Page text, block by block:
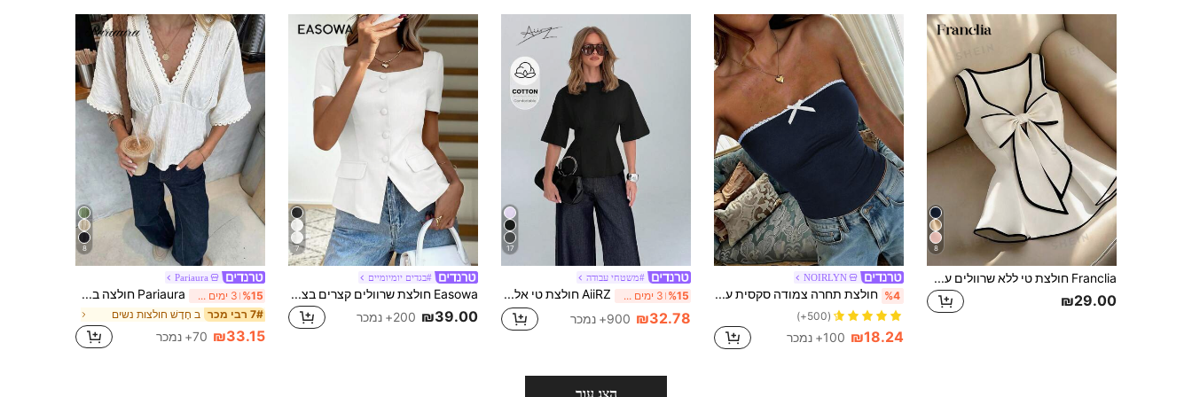
8
Franclia חולצת טי ללא שרוולים עם קשת בצבע ניגוד לנשים
₪29.00
NOIRLYN
%4 חולצת תחרה צמודה סקסית עם פפיון לנשים, קיץ קז'ואל
(500+)
₪18.24 100+ נמכר
17
#משטחי עבודה
%15 3 ימים אחרונים AiiRZ חולצת טי אלגנטית מכותנה עם שרוולי קימונו, מותן מחויט, שרוולים מתנפנפים באורך מרפק, ביגוד עבודה מקצועי
₪32.78 900+ נמכר
7
#בגדים יומיומיים
Easowa חולצת שרוולים קצרים בצבע אחיד בצבע אחיד ללא שרוולים, עיצוב מטבעות וינטג', מתאימה ללבוש משרדי, אביב/קיץ
₪39.00 200+ נמכר
8
Pariaura
%15 3 ימים אחרונים Pariaura חולצה בסגנון צרפתי לאביב וקיץ עם גימור תחרה שחורה, צוואון V, חיתוך במותניים, שרוול קצר וטקסטורה, טופ פפלום
7# רבי מכר ב חָדָשׁ חולצות נשים
₪33.15 70+ נמכר
הצג עור